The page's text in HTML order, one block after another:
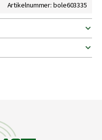
Artikelnummer: bole603335